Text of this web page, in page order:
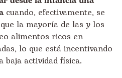
cuando, efectivamente, se
la mayoría de las y los
alimentos ricos en
lo que está incentivando
baja actividad física.